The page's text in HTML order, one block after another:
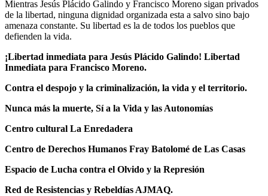
Mientras Jesús Plácido Galindo y Francisco Moreno sigan privados
de la libertad, ninguna dignidad organizada esta a salvo sino bajo
amenaza constante. Su libertad es la de todos los pueblos que
defienden la vida.
¡Libertad inmediata para Jesús Plácido Galindo! Libertad
Inmediata para Francisco Moreno.
Contra el despojo y la criminalización, la vida y el territorio.
Nunca más la muerte, Sí a la Vida y las Autonomías
Centro cultural La Enredadera
Centro de Derechos Humanos Fray Batolomé de Las Casas
Espacio de Lucha contra el Olvido y la Represión
Red de Resistencias y Rebeldías AJMAQ.